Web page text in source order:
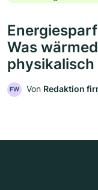
Was
FW Von Redaktion